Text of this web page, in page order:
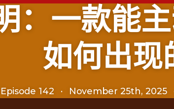
：一款能
如何出现
Episode 142 · November 25th, 2025